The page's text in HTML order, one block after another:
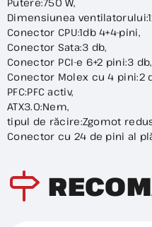
Dimensiunea
Conector CPU:1db 4+4-pini,
Conector Sata:3 db,
Conector PCI-e 6+2 pini:3 db,
Conector Molex cu 4 pini:2
PFC:PFC activ,
ATX3.0:Nem,
tipul de răcire:Zgomot
Conector cu 24 de pini al